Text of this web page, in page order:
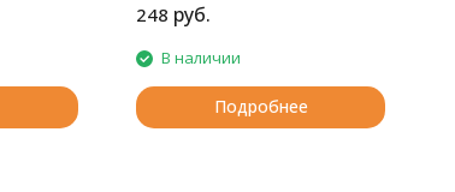
248 руб.
В наличии
Подробнее